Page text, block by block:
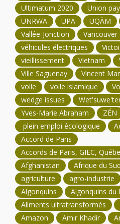
Ultimatum 2020
Union
UNRWA
UPA UQÀM
Vallée-Jonction
Vancouver
véhicules électriques
vieillissement
Vietnam
Ville Saguenay
Vincent
voile
voile islamique
wedge issues
Yves-Marie Abraham
ZÉN
plein emploi écologique
Accord de Paris
Accords de Paris, GIEC,
Afghanistan
Afrique du Sud
agriculture
agro-industrie
Algonquins
Algonquins du
Aliments ultratransformés
Amazon
Amir Khadir